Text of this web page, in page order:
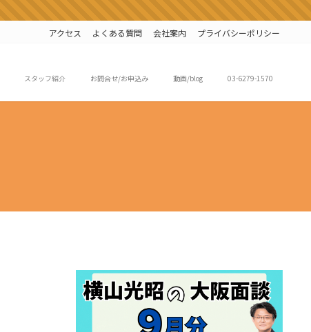
アクセス よくある質問 会社案内 プライバシーポリシー
スタッフ紹介 お問合せ/お申込み 動画/blog 03-6279-1570